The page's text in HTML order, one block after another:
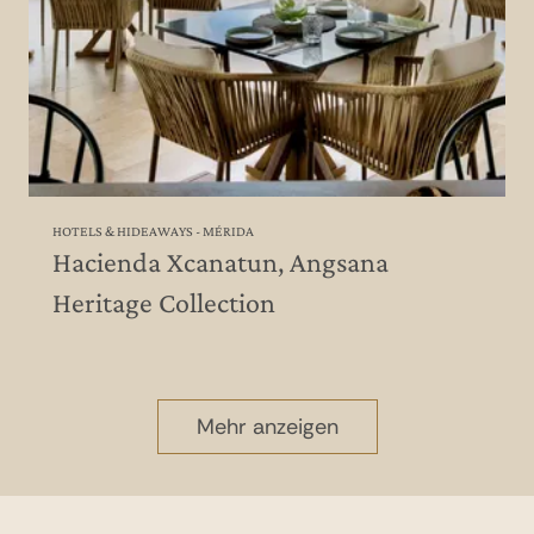
HOTELS & HIDEAWAYS - MÉRIDA
Hacienda Xcanatun, Angsana
Heritage Collection
Mehr anzeigen